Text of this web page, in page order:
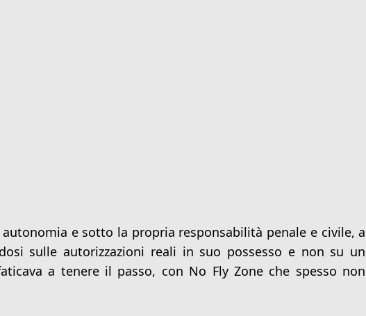
e sotto la propria responsabilità penale e civile, a
sulle autorizzazioni reali in suo possesso e non su un
a tenere il passo, con No Fly Zone che spesso non